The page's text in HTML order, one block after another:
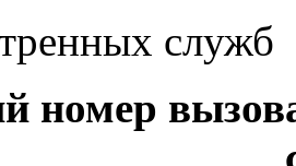
служб
номер